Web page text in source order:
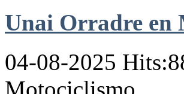
Unai Orradre en
04-08-2025